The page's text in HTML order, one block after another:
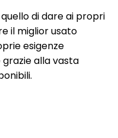
di dare ai propri
il miglior usato
esigenze
grazie alla vasta